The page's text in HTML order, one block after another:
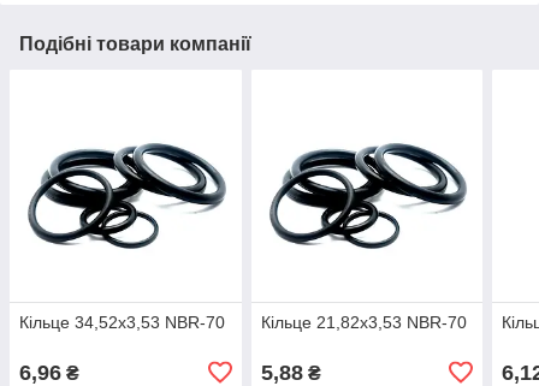
Подібні товари компанії
Кільце 34,52х3,53 NBR-70
6,96 ₴
Кільце 21,82х3,53 NBR-70
5,88₴